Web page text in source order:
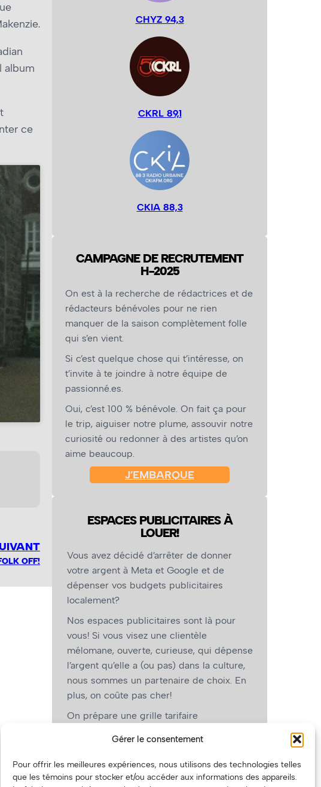
Gérer le consentement
Pour offrir les meilleures expériences, nous utilisons des technologies telles
que les témoins pour stocker et/ou accéder aux informations des appareils.
album
ce
OFF!
CHYZ 94,3
CKRL 89,1
CKIA 88,3
CAMPAGNE DE RECRUTEMENT
H-2025
On est à la recherche de rédactrices et de
rédacteurs bénévoles pour ne rien
manquer de la saison complètement folle
qui s’en vient.
Si c’est quelque chose qui t’intéresse, on
t’invite à te joindre à notre équipe de
passionné.es.
Oui, c’est 100 % bénévole. On fait ça pour
le trip, aiguiser notre plume, assouvir notre
curiosité ou redonner à des artistes qu’on
aime beaucoup.
J’EMBARQUE
ESPACES PUBLICITAIRES À
LOUER!
Vous avez décidé d’arrêter de donner
votre argent à Meta et Google et de
dépenser vos budgets publicitaires
localement?
Nos espaces publicitaires sont là pour
vous! Si vous visez une clientèle
mélomane, ouverte, curieuse, qui dépense
l’argent qu’elle a (ou pas) dans la culture,
nous sommes un partenaire de choix. En
plus, on coûte pas cher!
On prépare une grille tarifaire
vous, les artistes!)